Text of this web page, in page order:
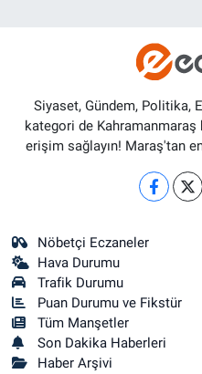
Siyaset, Gündem, Politika,
kategori de Kahramanmaraş
erişim sağlayın! Maraş'tan
Nöbetçi Eczaneler
Hava Durumu
Trafik Durumu
Puan Durumu ve Fikstür
Tüm Manşetler
Son Dakika Haberleri
Haber Arşivi